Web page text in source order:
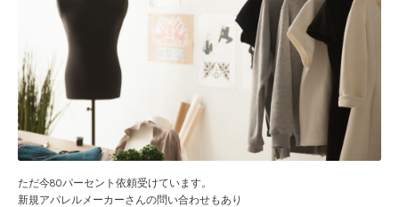
ただ今80パーセント依頼受けています。
新規アパレルメーカーさんの問い合わせもあり